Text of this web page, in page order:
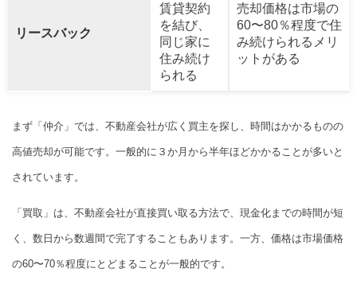
リースバック
賃貸契約
を結び、
同じ家に
住み続け
られる
売却価格は市場の
60〜80％程度で住
み続けられるメリ
ットがある
まず「仲介」では、不動産会社が広く買主を探し、時間はかかるものの
高値売却が可能です。一般的に３か月から半年ほどかかることが多いと
されています。
「買取」は、不動産会社が直接買い取る方法で、現金化までの時間が短
く、数日から数週間で完了することもあります。一方、価格は市場価格
の60〜70％程度にとどまることが一般的です。